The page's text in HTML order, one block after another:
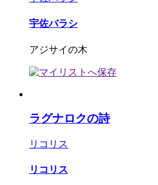
宇佐バラシ
アジサイの木
ラグナロクの詩
リコリス
リコリス